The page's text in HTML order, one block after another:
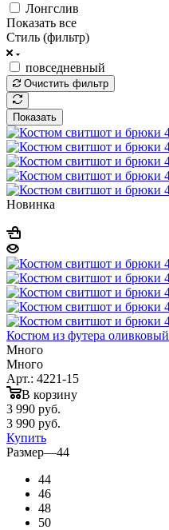
Лонгслив
Показать все
Стиль (фильтр)
повседневный
Очистить фильтр
Показать
Новинка
Костюм из футера оливковый
Много
Много
Арт.: 4221-15
В корзину
3 990 руб.
3 990 руб.
Купить
Размер—44
44
46
48
50